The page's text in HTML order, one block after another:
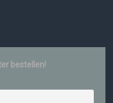
bestellen!